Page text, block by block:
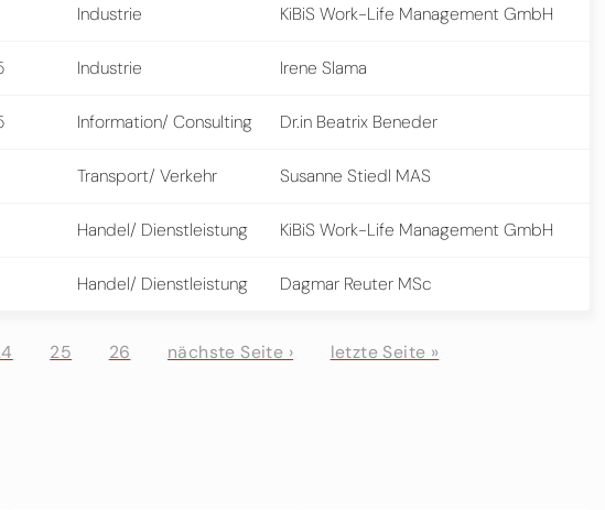
Industrie KiBiS Work-Life Management GmbH
Industrie Irene Slama
Information/ Consulting Dr.in Beatrix Beneder
Transport/ Verkehr Susanne Stiedl MAS
Handel/ Dienstleistung KiBiS Work-Life Management GmbH
Handel/ Dienstleistung Dagmar Reuter MSc
25 26 nächste Seite › letzte Seite »